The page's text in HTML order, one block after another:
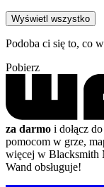
Wyświetl wszystko
Podoba ci się to, co
Pobierz
za darmo i dołącz
pomocom w grze,
więcej w Blacksmith
Wand obsługuje!